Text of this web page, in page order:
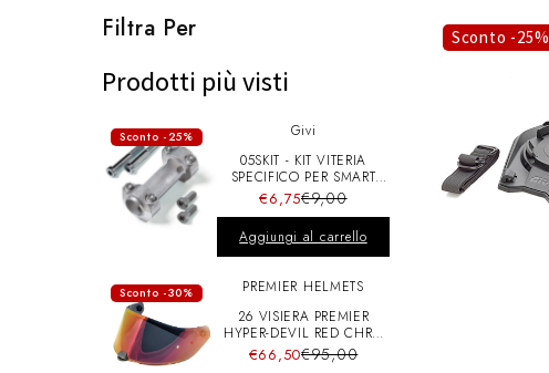
Filtra Per
Prodotti più visti
Sconto -25%
Givi
05SKIT - KIT VITERIA
SPECIFICO PER SMART
BAR S900A
€6,75€9,00
Aggiungi al carrello
Sconto -30%
PREMIER HELMETS
26 VISIERA PREMIER
HYPER-DEVIL RED CHRO
A+pins
€66,50€95,00
Sconto -25%